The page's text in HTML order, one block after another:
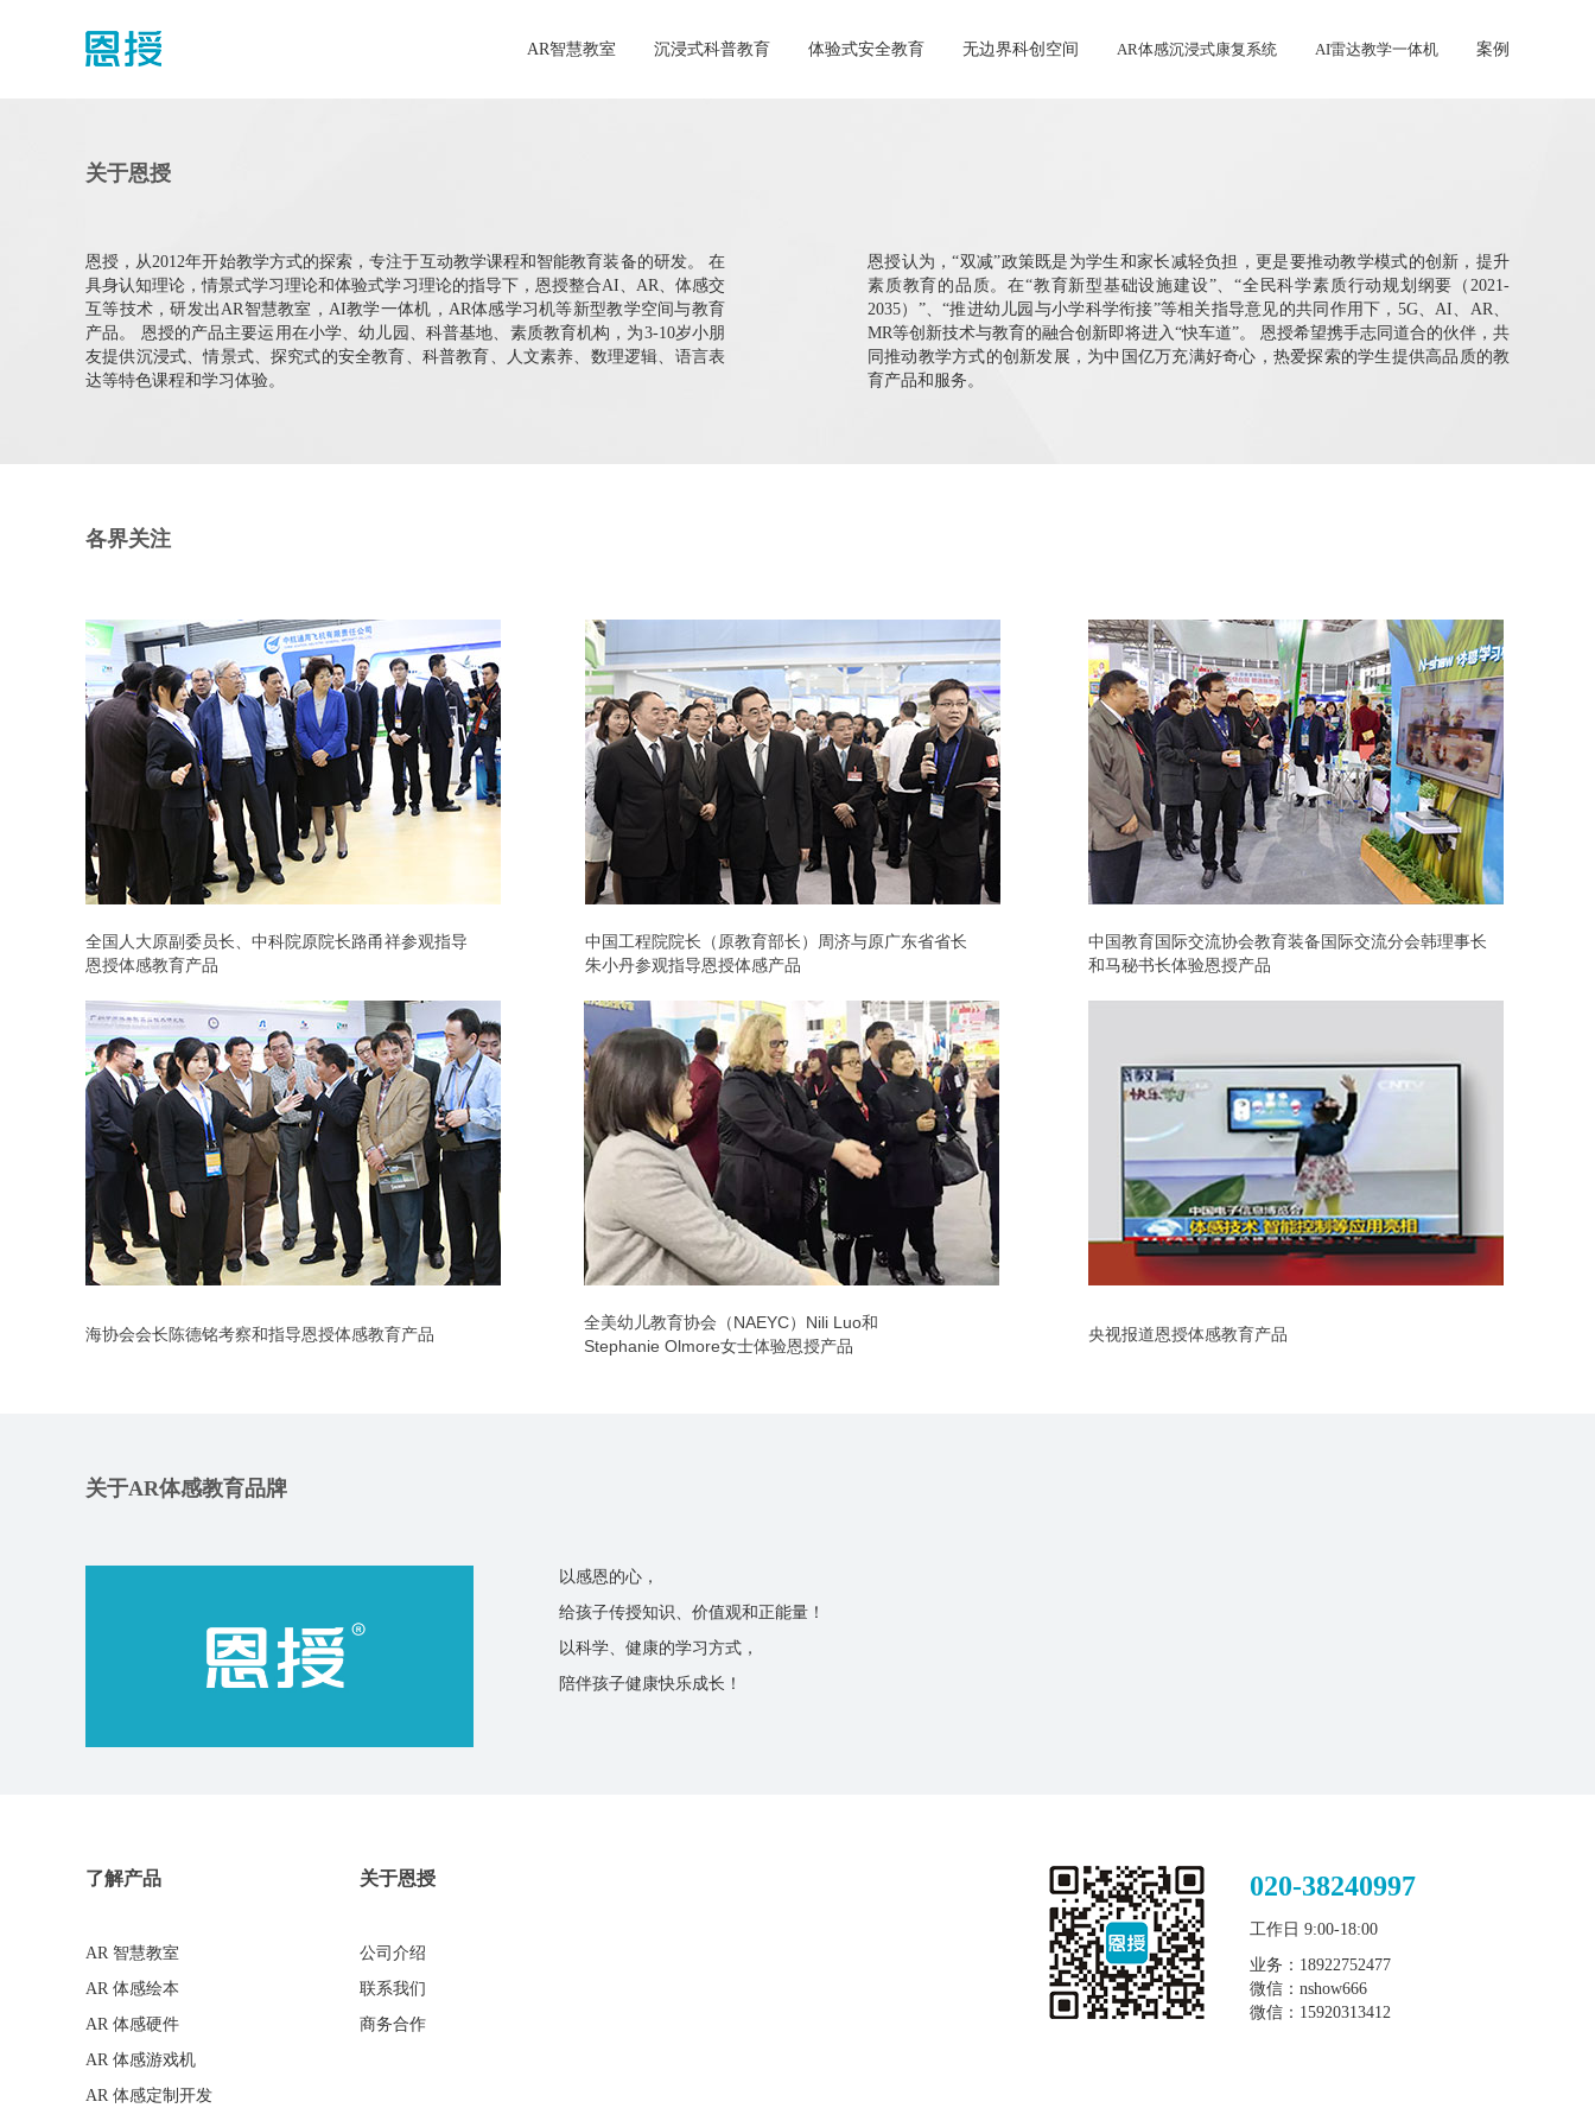
AR智慧教室 沉浸式科普教育 体验式安全教育 无边界科创空间 AR体感沉浸式康复系统 AI雷达教学一体机 案例
关于恩授
恩授，从2012年开始教学方式的探索，专注于互动教学课程和智能教育装备的研发。 在
具身认知理论，情景式学习理论和体验式学习理论的指导下，恩授整合AI、AR、体感交
互等技术，研发出AR智慧教室，AI教学一体机，AR体感学习机等新型教学空间与教育
产品。 恩授的产品主要运用在小学、幼儿园、科普基地、素质教育机构，为3-10岁小朋
友提供沉浸式、情景式、探究式的安全教育、科普教育、人文素养、数理逻辑、语言表
达等特色课程和学习体验。
恩授认为，“双减”政策既是为学生和家长减轻负担，更是要推动教学模式的创新，提升
素质教育的品质。在“教育新型基础设施建设”、“全民科学素质行动规划纲要（2021-
2035）”、“推进幼儿园与小学科学衔接”等相关指导意见的共同作用下，5G、AI、AR、
MR等创新技术与教育的融合创新即将进入“快车道”。 恩授希望携手志同道合的伙伴，共
同推动教学方式的创新发展，为中国亿万充满好奇心，热爱探索的学生提供高品质的教
育产品和服务。
各界关注
全国人大原副委员长、中科院原院长路甬祥参观指导
恩授体感教育产品
中国工程院院长（原教育部长）周济与原广东省省长
朱小丹参观指导恩授体感产品
中国教育国际交流协会教育装备国际交流分会韩理事长
和马秘书长体验恩授产品
海协会会长陈德铭考察和指导恩授体感教育产品
全美幼儿教育协会（NAEYC）Nili Luo和
Stephanie Olmore女士体验恩授产品
央视报道恩授体感教育产品
关于AR体感教育品牌
以感恩的心，
给孩子传授知识、价值观和正能量！
以科学、健康的学习方式，
陪伴孩子健康快乐成长！
了解产品
AR 智慧教室
AR 体感绘本
AR 体感硬件
AR 体感游戏机
AR 体感定制开发
关于恩授
公司介绍
联系我们
商务合作
020-38240997
工作日 9:00-18:00
业务：18922752477
微信：nshow666
微信：15920313412